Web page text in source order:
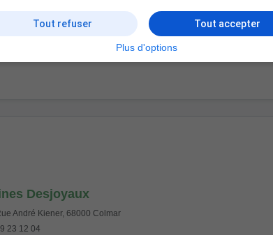
Desjoyaux
André Kiener, 68000 Colmar
23 12 04
Tout refuser Tout accepter
Plus d'options